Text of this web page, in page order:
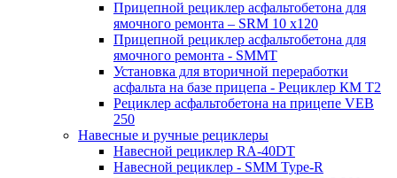
Прицепной рециклер асфальтобетона для
ямочного ремонта – SRM 10 x120
Прицепной рециклер асфальтобетона для
ямочного ремонта - SMMT
Установка для вторичной переработки
асфальта на базе прицепа - Рециклер КМ T2
Рециклер асфальтобетона на прицепе VEB
250
Навесные и ручные рециклеры
Навесной рециклер RA-40DT
Навесной рециклер - SMM Type-R